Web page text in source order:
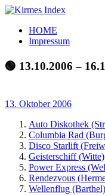
Zum
springen
Kirmes
Index
Tourpläne
der
letzten
HOME
Impressum
🟢 13.10.2006 –
13. Oktober 2006
Auto Diskothek
Columbia Rad
Disco Starlift
Geisterschiff (Witte)
Power Express
Rendezvous
Wellenflug (Barthel)